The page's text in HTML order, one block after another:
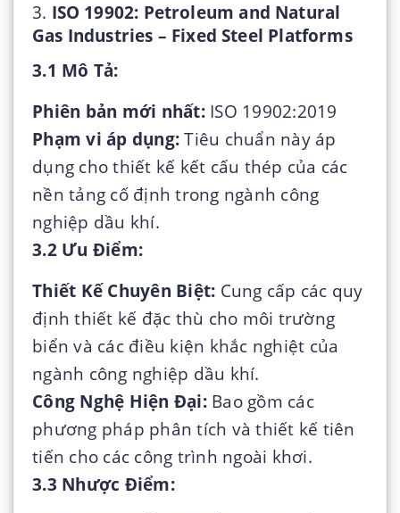
3. ISO 19902: Petroleum and Natural
Gas Industries – Fixed Steel Platforms
3.1 Mô Tả:
Phiên bản mới nhất:ISO 19902:2019
Phạm vi áp dụng: Tiêu chuẩn này áp
dụng cho thiết kế kết cấu thép của các
nền tảng cố định trong ngành công
nghiệp dầu khí.
3.2 Ưu Điểm:
Thiết Kế Chuyên Biệt: Cung cấp các quy
định thiết kế đặc thù cho môi trường
biển và các điều kiện khắc nghiệt của
ngành công nghiệp dầu khí.
Công Nghệ Hiện Đại:Bao gồm các
phương pháp phân tích và thiết kế tiên
tiến cho các công trình ngoài khơi.
3.3 Nhược Điểm: